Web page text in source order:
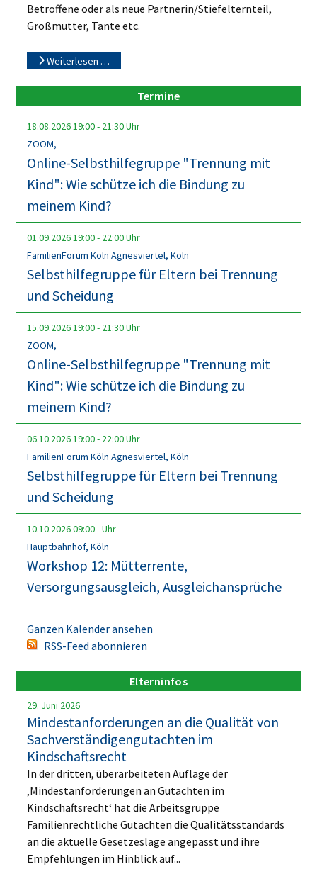
Betroffene oder als neue Partnerin/Stiefelternteil,
Großmutter, Tante etc.
Weiterlesen …
Termine
18.08.202619:00- 21:30Uhr
ZOOM,
Online-Selbsthilfegruppe "Trennung mit
Kind": Wie schütze ich die Bindung zu
meinem Kind?
01.09.202619:00- 22:00Uhr
FamilienForum Köln Agnesviertel, Köln
Selbsthilfegruppe für Eltern bei Trennung
und Scheidung
15.09.202619:00- 21:30Uhr
ZOOM,
Online-Selbsthilfegruppe "Trennung mit
Kind": Wie schütze ich die Bindung zu
meinem Kind?
06.10.202619:00- 22:00Uhr
FamilienForum Köln Agnesviertel, Köln
Selbsthilfegruppe für Eltern bei Trennung
und Scheidung
10.10.202609:00-Uhr
Hauptbahnhof, Köln
Workshop 12: Mütterrente,
Versorgungsausgleich, Ausgleichansprüche
Ganzen Kalender ansehen
RSS-Feed abonnieren
Elterninfos
29. Juni 2026
Mindestanforderungen an die Qualität von
Sachverständigengutachten im
Kindschaftsrecht
In der dritten, überarbeiteten Auflage der
‚Mindestanforderungen an Gutachten im
Kindschaftsrecht‘ hat die Arbeitsgruppe
Familienrechtliche Gutachten die Qualitätsstandards
an die aktuelle Gesetzeslage angepasst und ihre
Empfehlungen im Hinblick auf...